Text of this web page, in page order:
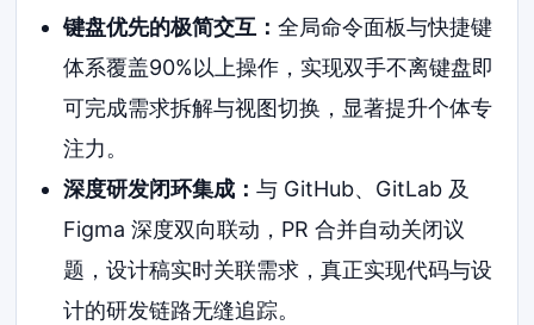
键盘优先的极简交互： 全局命令面板与快捷键
体系覆盖90%以上操作，实现双手不离键盘即
可完成需求拆解与视图切换，显著提升个体专
注力。
深度研发闭环集成： 与 GitHub、GitLab 及
Figma 深度双向联动，PR 合并自动关闭议
题，设计稿实时关联需求，真正实现代码与设
计的研发链路无缝追踪。